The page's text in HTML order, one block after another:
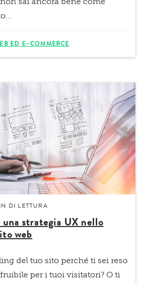
ED E–COMMERCE
DI LETTURA
strategia UX nello
web
del tuo sito perché ti sei reso
per i tuoi visitatori? O ti